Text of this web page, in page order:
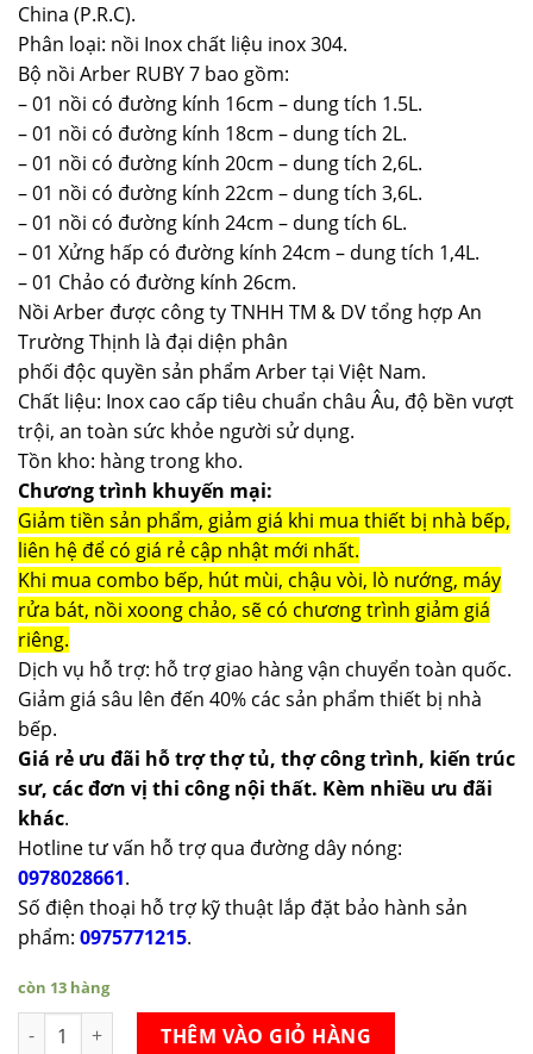
China (P.R.C).
Phân loại: nồi Inox chất liệu inox 304.
Bộ nồi Arber RUBY 7 bao gồm:
– 01 nồi có đường kính 16cm – dung tích 1.5L.
– 01 nồi có đường kính 18cm – dung tích 2L.
– 01 nồi có đường kính 20cm – dung tích 2,6L.
– 01 nồi có đường kính 22cm – dung tích 3,6L.
– 01 nồi có đường kính 24cm – dung tích 6L.
– 01 Xửng hấp có đường kính 24cm – dung tích 1,4L.
– 01 Chảo có đường kính 26cm.
Nồi Arber được công ty TNHH TM & DV tổng hợp An
Trường Thịnh là đại diện phân
phối độc quyền sản phẩm Arber tại Việt Nam.
Chất liệu: Inox cao cấp tiêu chuẩn châu Âu, độ bền vượt
trội, an toàn sức khỏe người sử dụng.
Tồn kho: hàng trong kho.
Chương trình khuyến mại:
Giảm tiền sản phẩm, giảm giá khi mua thiết bị nhà bếp,
liên hệ để có giá rẻ cập nhật mới nhất.
Khi mua combo bếp, hút mùi, chậu vòi, lò nướng, máy
rửa bát, nồi xoong chảo, sẽ có chương trình giảm giá
riêng.
Dịch vụ hỗ trợ: hỗ trợ giao hàng vận chuyển toàn quốc.
Giảm giá sâu lên đến 40% các sản phẩm thiết bị nhà
bếp.
Giá rẻ ưu đãi hỗ trợ thợ tủ, thợ công trình, kiến trúc
sư, các đơn vị thi công nội thất. Kèm nhiều ưu đãi
khác.
Hotline tư vấn hỗ trợ qua đường dây nóng:
0978028661.
Số điện thoại hỗ trợ kỹ thuật lắp đặt bảo hành sản
phẩm: 0975771215.
còn 13 hàng
Bộ nồi Arber RUBY 7 số lượngTHÊM VÀO GIỎ HÀNG